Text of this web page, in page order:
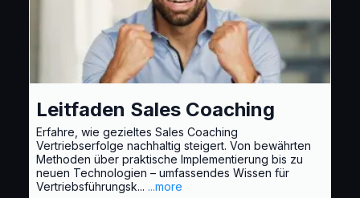
Leitfaden Sales Coaching
Erfahre, wie gezieltes Sales Coaching
Vertriebserfolge nachhaltig steigert. Von bewährten
Methoden über praktische Implementierung bis zu
neuen Technologien – umfassendes Wissen für
Vertriebsführungsk... ...more